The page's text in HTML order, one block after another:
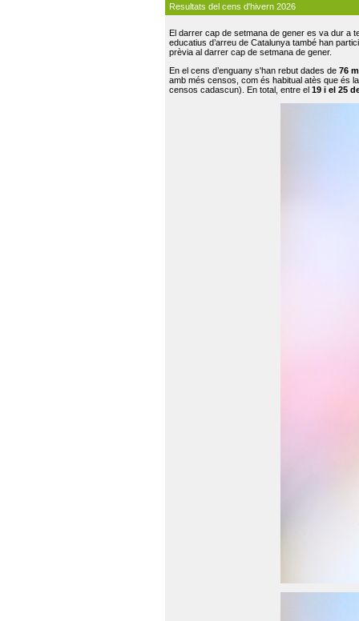
Resultats del cens d'hivern 2026
El darrer cap de setmana de gener es va dur a
educatius d’arreu de Catalunya també han
prèvia al darrer cap de setmana de gener.
En el cens d’enguany s'han rebut dades de 76
amb més censos, com és habitual atès que és
censos cadascun). En total, entre el 19 i el 25